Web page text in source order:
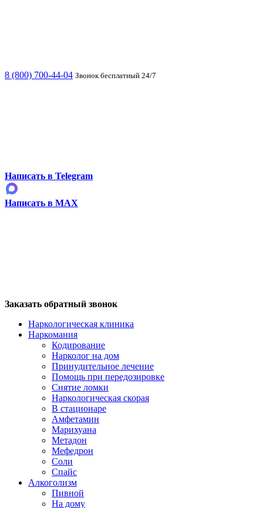
8 (800) 700-44-04 Звонок бесплатный 24/7
Написать в Telegram
Написать в MAX
Заказать обратный звонок
Наркологическая клиника
Наркомания
Кодирование
Нарколог на дом
Принудительное лечение
Помощь при передозировке
Снятие ломки
Наркологическая скорая
В стационаре
Амфетамин
Марихуана
Метадон
Мефедрон
Соли
Спайс
Алкоголизм
Пивной
На дому